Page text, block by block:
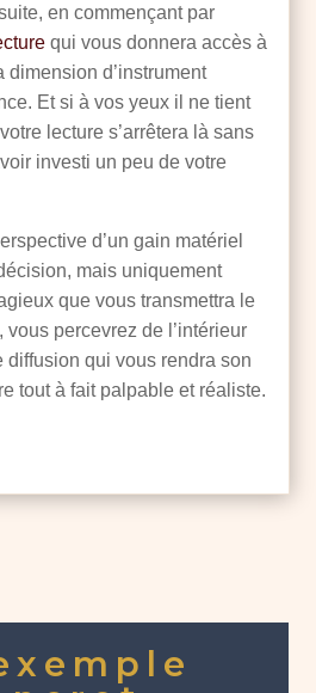
en commençant par
qui vous donnera accès à
dimension d’instrument
Et si à vos yeux il ne tient
lecture s’arrêtera là sans
investi un peu de votre
d’un gain matériel
mais uniquement
que vous transmettra le
vous percevrez de l’intérieur
diffusion qui vous rendra son
tout à fait palpable et réaliste.